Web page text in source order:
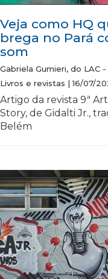
Veja como HQ
brega no Pará
som
Gabriela Gumieri, do LAC
Livros e revistas | 16/07/
Artigo da revista 9ª
Story, de Gidalti Jr.,
Belém